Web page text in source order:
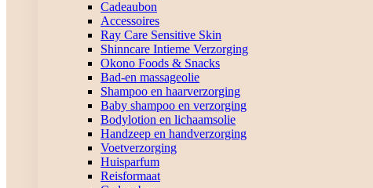
Cadeaubon
Accessoires
Ray Care Sensitive Skin
Shinncare Intieme Verzorging
Okono Foods & Snacks
Bad-en massageolie
Shampoo en haarverzorging
Baby shampoo en verzorging
Bodylotion en lichaamsolie
Handzeep en handverzorging
Voetverzorging
Huisparfum
Reisformaat